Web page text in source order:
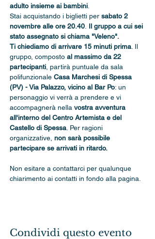
adulto insieme ai bambini
Stai acquistando i biglietti per sabato 2
novembre alle ore 20.40 Il gruppo a cui sei
stato assegnato si chiama "Veleno".
Ti chiediamo di arrivare 15 minuti prima . Il
gruppo, composto al massimo da 22
partecipanti , partirà puntuale da sala
polifunzionale Casa Marchesi di Spessa
(PV) - Via Palazzo, vicino al Bar Po: un
personaggio vi verrà a prendere e vi
accompagnerà nella vostra avventura
all'interno del Centro Artemista e del
Castello di Spessa . Per ragioni
organizzative, non sarà possibile
partecipare se arrivati in ritardo.
Non esitare a contattarci per qualunque
chiarimento ai contatti in fondo alla pagina.
Condividi questo evento